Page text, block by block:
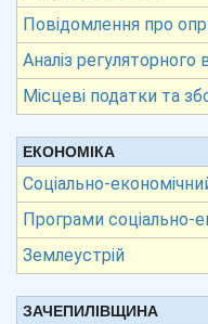
Повідомлення про
Аналіз регуляторного
Місцеві податки та
ЕКОНОМІКА
Соціально-
Програми соціально-
Землеустрій
ЗАЧЕПИЛІВЩИНА